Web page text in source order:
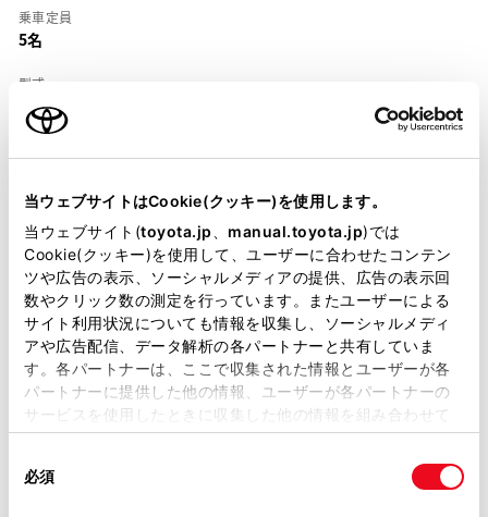
当ウェブサイトはCookie(クッキー)を使用します。
当ウェブサイト(toyota.jp manual.toyota.jp)では
Cookie(クッキー)を使用して、ユーザーに合わせたコンテン
ツや広告の表示、ソーシャルメディアの提供、広告の表示回
数やクリック数の測定を行っています。またユーザーによる
サイト利用状況についても情報を収集し、ソーシャルメディ
アや広告配信、データ解析の各パートナーと共有していま
す。各パートナーは、ここで収集された情報とユーザーが各
パートナーに提供した他の情報、ユーザーが各パートナーの
サービスを使用したときに収集した他の情報を組み合わせて
使用することがあります。当ウェブサイトの使用を続行する
必須
乗車定員
5名
型式
E-SV30
2600mm
トレッド前／後
1480/1440mm
室内長×室内幅× 室内高
1925 ×1440 ×1165mm
車両重量
1150kg